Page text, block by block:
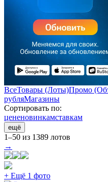
ВсеТовары (Лоты)Промо
рубляМагазины
Сортировать по:
цененовинкамставкам
ещё
1–50 из 1389 лотов
→
+ Ещё 1 фото